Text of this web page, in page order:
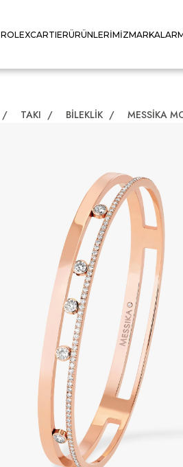
ROLEXCARTIERÜRÜNLERIMIZMARKALAR
/ TAKI / BILEKLIK /
MESSIKA